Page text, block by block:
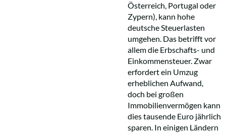
Österreich, Portugal oder
Zypern), kann hohe
deutsche Steuerlasten
umgehen. Das betrifft vor
allem die Erbschafts- und
Einkommensteuer. Zwar
erfordert ein Umzug
erheblichen Aufwand,
doch bei großen
Immobilienvermögen kann
dies tausende Euro jährlich
sparen. In einigen Ländern